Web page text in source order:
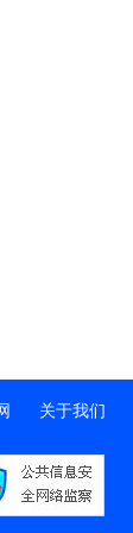
关于我们